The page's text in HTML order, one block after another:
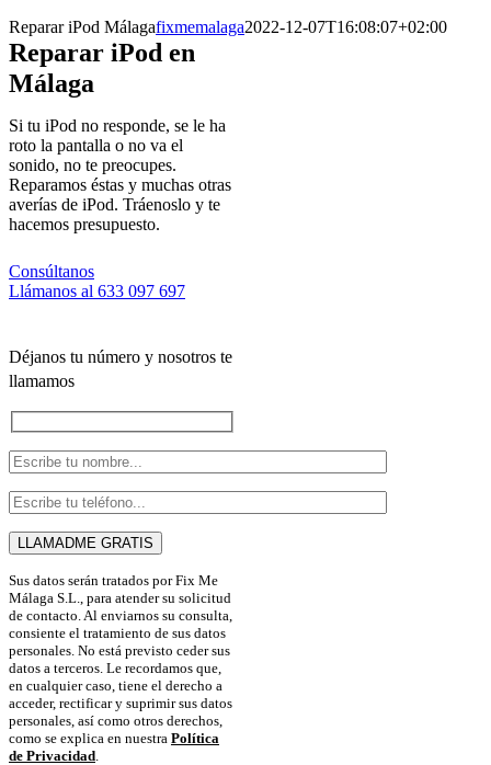
Reparar iPod Málagafixmemalaga2022-12-07T16:08:07+02:00
Reparar iPod en
Málaga
Si tu iPod no responde, se le ha
roto la pantalla o no va el
sonido, no te preocupes.
Reparamos éstas y muchas otras
averías de iPod. Tráenoslo y te
hacemos presupuesto.
Consúltanos
Llámanos al 633 097 697
Déjanos tu número y nosotros te
llamamos
Sus datos serán tratados por Fix Me
Málaga S.L., para atender su solicitud
de contacto. Al enviarnos su consulta,
consiente el tratamiento de sus datos
personales. No está previsto ceder sus
datos a terceros. Le recordamos que,
en cualquier caso, tiene el derecho a
acceder, rectificar y suprimir sus datos
personales, así como otros derechos,
como se explica en nuestra Política
de Privacidad